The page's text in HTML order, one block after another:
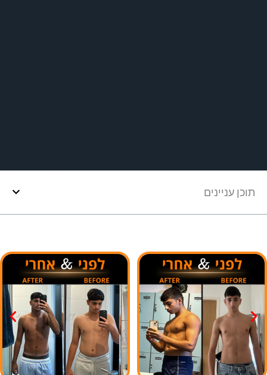
תוכן עניינים